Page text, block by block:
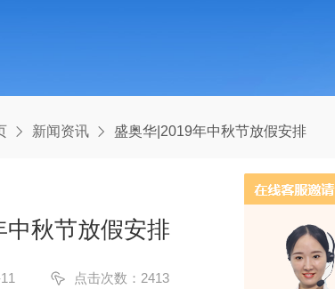
新闻资讯 盛奥华|2019年中秋节放假安排
中秋节放假安排
点击次数：2413